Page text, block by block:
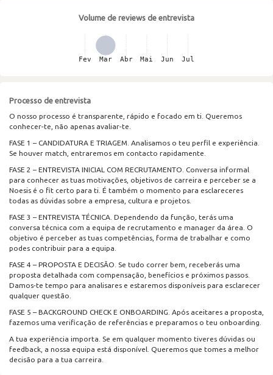
Volume de reviews de entrevista
Processo de entrevista
O nosso processo é transparente, rápido e focado em ti. Queremos
conhecer-te, não apenas avaliar-te.
FASE 1 – CANDIDATURA E TRIAGEM. Analisamos o teu perfil e experiência.
Se houver match, entraremos em contacto rapidamente.
FASE 2 – ENTREVISTA INICIAL COM RECRUTAMENTO. Conversa informal
para conhecer as tuas motivações, objetivos de carreira e perceber se a
Noesis é o fit certo para ti. É também o momento para esclareceres
todas as dúvidas sobre a empresa, cultura e projetos.
FASE 3 – ENTREVISTA TÉCNICA. Dependendo da função, terás uma
conversa técnica com a equipa de recrutamento e manager da área. O
objetivo é perceber as tuas competências, forma de trabalhar e como
podes contribuir para a equipa.
FASE 4 – PROPOSTA E DECISÃO. Se tudo correr bem, receberás uma
proposta detalhada com compensação, benefícios e próximos passos.
Damos-te tempo para analisares e estaremos disponíveis para esclarecer
qualquer questão.
FASE 5 – BACKGROUND CHECK E ONBOARDING. Após aceitares a proposta,
fazemos uma verificação de referências e preparamos o teu onboarding.
A tua experiência importa. Se em qualquer momento tiveres dúvidas ou
feedback, a nossa equipa está disponível. Queremos que tomes a melhor
decisão para a tua carreira.